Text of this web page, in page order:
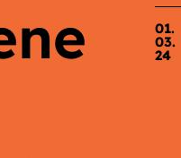
01.
03.
24